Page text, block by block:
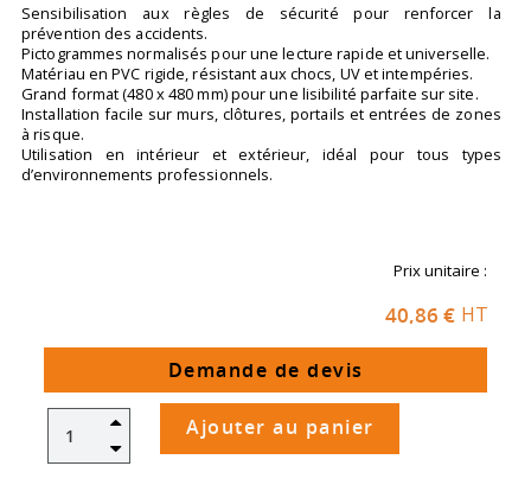
Sensibilisation aux règles de sécurité pour renforcer la
prévention des accidents.
Pictogrammes normalisés pour une lecture rapide et universelle.
Matériau en PVC rigide, résistant aux chocs, UV et intempéries.
Grand format (480 x 480 mm) pour une lisibilité parfaite sur site.
Installation facile sur murs, clôtures, portails et entrées de zones
à risque.
Utilisation en intérieur et extérieur, idéal pour tous types
d’environnements professionnels.
Prix unitaire :
40,86 € HT
Demande de devis
Ajouter au panier